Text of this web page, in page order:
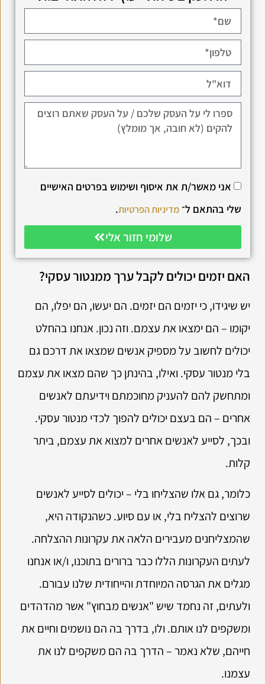
אני מאשר/ת את איסוף ושימוש בפרטים האישיים
שלי בהתאם ל־מדיניות הפרטיות.
שלומי חזור אלי
האם יזמים יכולים לקבל ערך ממנטור עסקי?
יש שיגידו, כי יזמים הם יזמים. הם יעשו, הם יפלו, הם
יקומו – הם ימצאו את עצמם. וזה נכון. אנחנו בהחלט
יכולים לחשוב על מספיק אנשים שמצאו את דרכם גם
בלי מנטור עסקי. ואילו, בהינתן כך שהם מצאו את עצמם
ומתחשק להם להעניק מחוכמתם וידיעתם לאנשים
אחרים – הם בעצם יכולים להפוך לכדי מנטור עסקי.
ובכך, לסייע לאנשים אחרים למצוא את עצמם, ביתר
קלות.
כלומר, גם אלו שהצליחו בלי – יכולים לסייע לאנשים
שרוצים להצליח בלי, או עם סיוע. כשהנקודה היא,
שהמצליחנים מעבירים הלאה את עקרונות ההצלחה.
לעתים העקרונות הללו כבר ברורים בתוכנו, ו/או אנחנו
מגלים את הגרסה המיוחדת והייחודית שלנו עבורם.
ולעתים, זה נחמד שיש "אנשים מבחוץ" אשר מהדהדים
ומשקפים לנו אותם. ולו, בדרך בה הם נושמים וחיים את
חייהם, שלא נאמר – הדרך בה הם משקפים לנו את
עצמנו.